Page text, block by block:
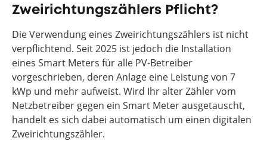
Zweirichtungszählers Pflicht?
Die Verwendung eines Zweirichtungszählers ist nicht
verpflichtend. Seit 2025 ist jedoch die Installation
eines Smart Meters für alle PV-Betreiber
vorgeschrieben, deren Anlage eine Leistung von 7
kWp und mehr aufweist. Wird Ihr alter Zähler vom
Netzbetreiber gegen ein Smart Meter ausgetauscht,
handelt es sich dabei automatisch um einen digitalen
Zweirichtungszähler.